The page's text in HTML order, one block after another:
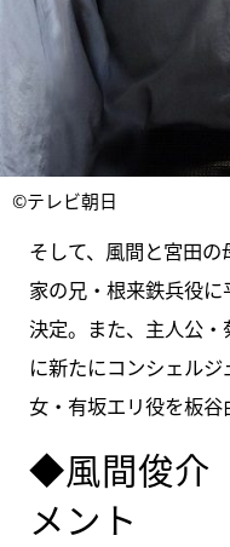
©テレビ朝日
そして、風間と宮田
家の兄・根来鉄兵役
決定。また、主人公・
に新たにコンシェル
女・有坂エリ役を板谷
◆風間俊介
メント